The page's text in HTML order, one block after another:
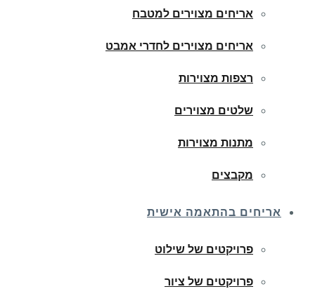
אריחים מצוירים למטבח
אריחים מצוירים לחדרי אמבט
רצפות מצוירות
שלטים מצוירים
מתנות מצוירות
מקבצים
אריחים בהתאמה אישית
פרויקטים של שילוט
פרויקטים של ציור